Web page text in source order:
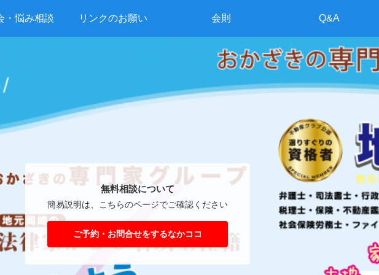
・悩み相談 リンクのお願い 会則 Q&A
無料相談について
簡易説明は、こちらのページでご確認ください
ご予約・お問合せをするなかココ